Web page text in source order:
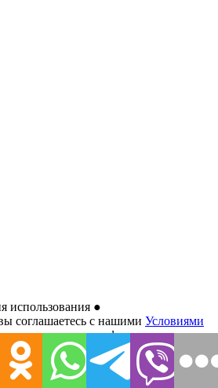
использования ●
соглашаетесь с нашими Условиями
с тем, что информационно-
1RRE может иногда связываться с вами
предложениях и т. д. по
и письма от 1RRE можно найти